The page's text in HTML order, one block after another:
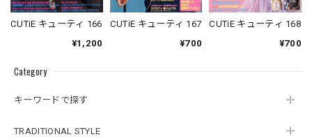
Category
キーワードで探す
TRADITIONAL STYLE
CUTiE キューティ 166
¥1,200
CUTiE キューティ 167
¥700
CUTiE キューティ 168
¥700